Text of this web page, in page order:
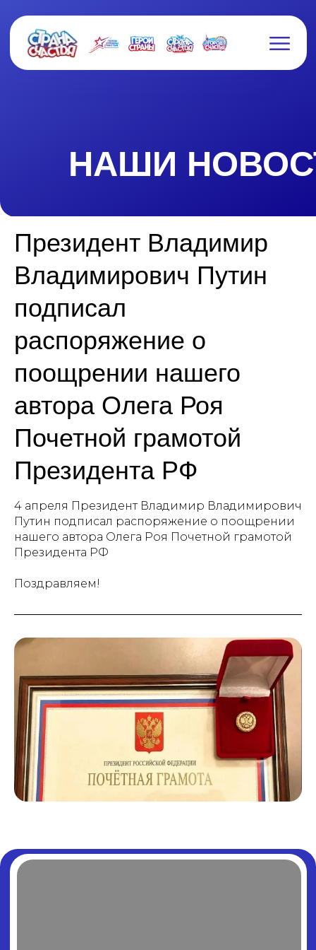
Президент Владимир
Владимирович Путин
подписал
распоряжение о
поощрении нашего
автора Олега Роя
Почетной грамотой
Президента РФ
4 апреля Президент Владимир Владимирович
Путин подписал распоряжение о поощрении
нашего автора Олега Роя Почетной грамотой
Президента РФ
Поздравляем!